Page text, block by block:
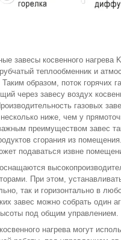
завесы косвенного нагрева
теплообменник и
Таким образом, поток горячих
через завесу воздух
газовых
несколько ниже, чем у
преимуществом завес
сгорания из
подаваться извне
При этом,
так и горизонтально в
завес можно собрать один
под общим управлением.
нагрева могут